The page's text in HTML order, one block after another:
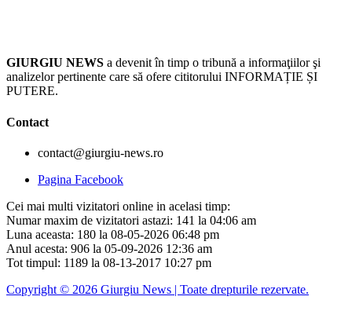
GIURGIU NEWS a devenit în timp o tribună a informaţiilor şi
analizelor pertinente care să ofere cititorului INFORMAȚIE ȘI
PUTERE.
Contact
contact@giurgiu-news.ro
Pagina Facebook
Cei mai multi vizitatori online in acelasi timp:
Numar maxim de vizitatori astazi: 141 la 04:06 am
Luna aceasta: 180 la 08-05-2026 06:48 pm
Anul acesta: 906 la 05-09-2026 12:36 am
Tot timpul: 1189 la 08-13-2017 10:27 pm
Copyright © 2026 Giurgiu News | Toate drepturile rezervate.